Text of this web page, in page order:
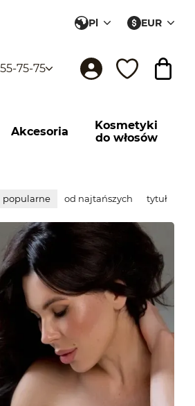
Pl EUR
75-75
Akcesoria
Kosmetyki
do włosów
popularne od najtańszych tytuł